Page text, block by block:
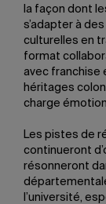
la façon dont
s’adapter à
culturelles en
format
avec franchise
héritages
charge
Les pistes de
continueront
résonneront
l’université,